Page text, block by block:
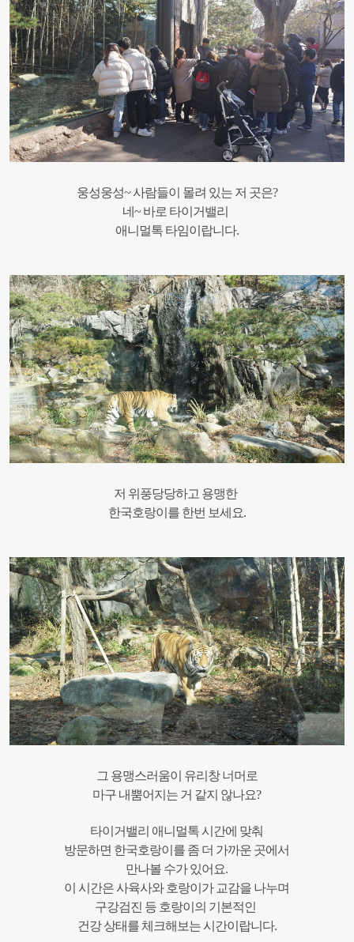
웅성웅성~ 사람들이 몰려 있는 저 곳은?
네~ 바로 타이거밸리
애니멀톡 타임이랍니다.
저 위풍당당하고 용맹한
한국호랑이를 한번 보세요.
그 용맹스러움이 유리창 너머로
마구 내뿜어지는 거 같지 않나요?
타이거밸리 애니멀톡 시간에 맞춰
방문하면 한국호랑이를 좀 더 가까운 곳에서
만나볼 수가 있어요.
이 시간은 사육사와 호랑이가 교감을 나누며
구강검진 등 호랑이의 기본적인
건강 상태를 체크해보는 시간이랍니다.